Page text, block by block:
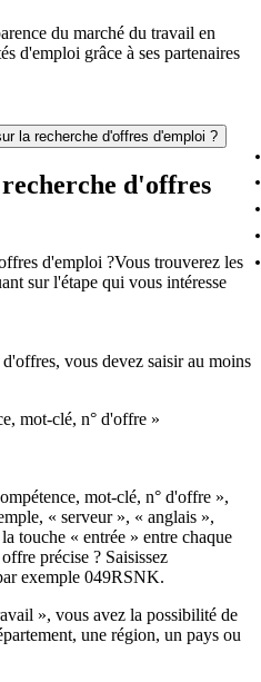
du marché du travail en
d'emploi grâce à ses partenaires
la recherche d'offres d'emploi ?
d'offres
d'emploi ?Vous trouverez les
sur l'étape qui vous intéresse
vous devez saisir au moins
mot-clé, n° d'offre »
mot-clé, n° d'offre »,
« serveur », « anglais »,
touche « entrée » entre chaque
précise ? Saisissez
exemple 049RSNK.
», vous avez la possibilité de
une région, un pays ou